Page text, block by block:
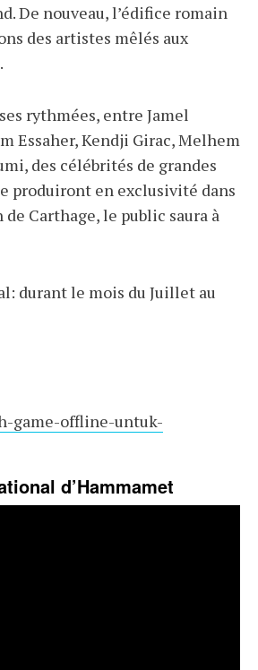
De nouveau, l’édifice romain
des artistes mêlés aux
rythmées, entre Jamel
Essaher, Kendji Girac, Melhem
des célébrités de grandes
produiront en exclusivité dans
Carthage, le public saura à
durant le mois du Juillet au
game-offline-untuk-
d’Hammamet